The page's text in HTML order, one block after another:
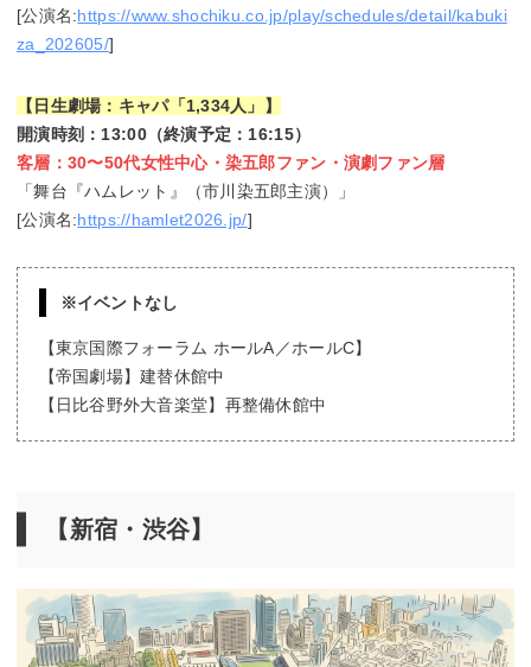
[公演名:https://www.shochiku.co.jp/play/schedules/detail/kabuki
za_202605/]
【日生劇場：キャパ「1,334人」】
開演時刻：13:00（終演予定：16:15）
客層：30〜50代女性中心・染五郎ファン・演劇ファン層
「舞台『ハムレット』（市川染五郎主演）」
[公演名:https://hamlet2026.jp/]
※イベントなし
【東京国際フォーラム ホールA／ホールC】
【帝国劇場】建替休館中
【日比谷野外大音楽堂】再整備休館中
【新宿・渋谷】